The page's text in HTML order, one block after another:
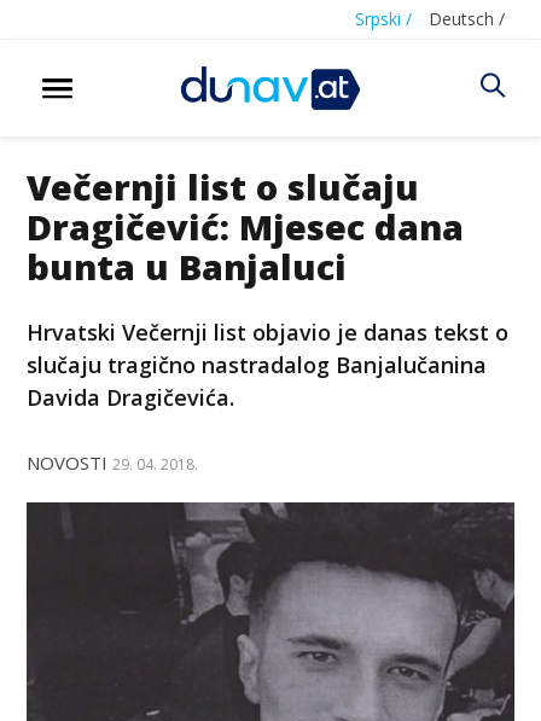
Srpski / Deutsch /
Večernji list o slučaju
Dragičević: Mjesec dana
bunta u Banjaluci
Hrvatski Večernji list objavio je danas tekst o
slučaju tragično nastradalog Banjalučanina
Davida Dragičevića.
NOVOSTI 29. 04. 2018.